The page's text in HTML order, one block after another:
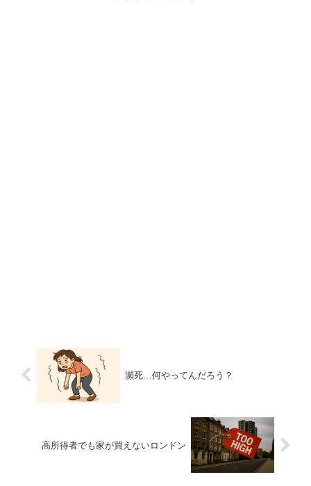
瀕死…何やってんだろう？
高所得者でも家が買えないロンドン